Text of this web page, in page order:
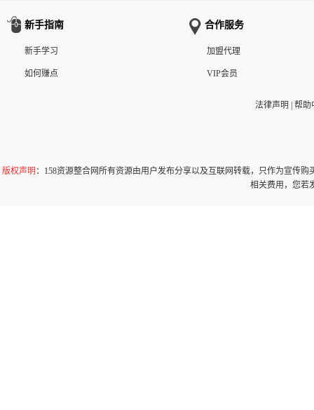
新手指南
新手学习
如何赚点
合作服务
加盟代理
VIP会员
法律声明 帮助
版权声明 ：158资源整合网所有资源由用户发布分享以及互联网转载，只作为宣传
相关费用，您若